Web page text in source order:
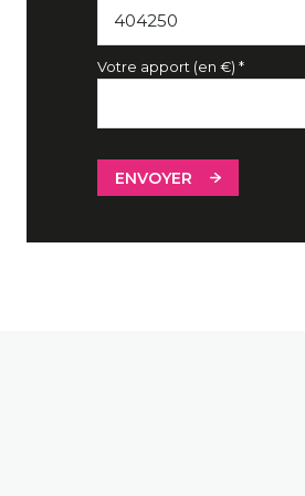
Votre apport (en €) *
ENVOYER